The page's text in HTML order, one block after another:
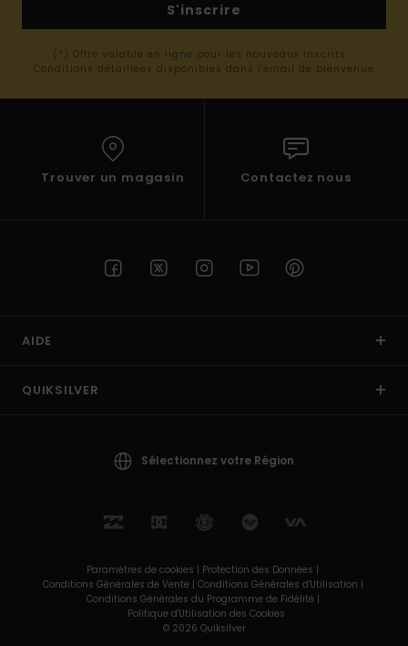
S'inscrire
(*) Offre valable en ligne pour les nouveaux inscrits -
Conditions détaillées disponibles dans l'email de bienvenue
Trouver un magasin Contactez nous
AIDE
QUIKSILVER
Sélectionnez votre Région
Paramètres de cookies | Protection des Données |
Conditions Générales de Vente | Conditions Générales d'Utilisation |
Conditions Générales du Programme de Fidélité |
Politique d'Utilisation des Cookies
© 2026 Quiksilver